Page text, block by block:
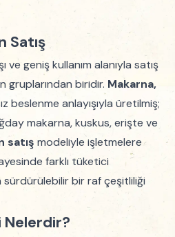
Satış
ve geniş kullanım alanıyla satış
gruplarından biridir. Makarna,
beslenme anlayışıyla üretilmiş;
makarna, kuskus, erişte ve
satış modeliyle işletmelere
farklı tüketici
bir raf çeşitliliği
Nelerdir?